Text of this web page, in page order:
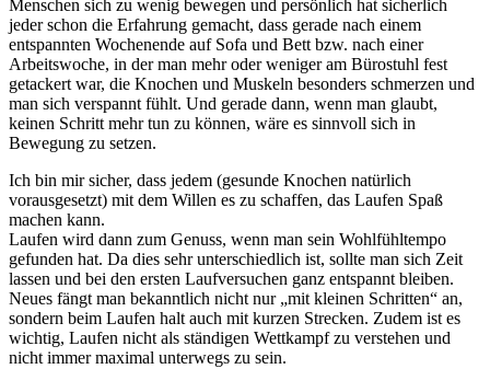
Menschen sich zu wenig bewegen und persönlich hat sicherlich
jeder schon die Erfahrung gemacht, dass gerade nach einem
entspannten Wochenende auf Sofa und Bett bzw. nach einer
Arbeitswoche, in der man mehr oder weniger am Bürostuhl fest
getackert war, die Knochen und Muskeln besonders schmerzen und
man sich verspannt fühlt. Und gerade dann, wenn man glaubt,
keinen Schritt mehr tun zu können, wäre es sinnvoll sich in
Bewegung zu setzen.
Ich bin mir sicher, dass jedem (gesunde Knochen natürlich
vorausgesetzt) mit dem Willen es zu schaffen, das Laufen Spaß
machen kann.
Laufen wird dann zum Genuss, wenn man sein Wohlfühltempo
gefunden hat. Da dies sehr unterschiedlich ist, sollte man sich Zeit
lassen und bei den ersten Laufversuchen ganz entspannt bleiben.
Neues fängt man bekanntlich nicht nur „mit kleinen Schritten“ an,
sondern beim Laufen halt auch mit kurzen Strecken. Zudem ist es
wichtig, Laufen nicht als ständigen Wettkampf zu verstehen und
nicht immer maximal unterwegs zu sein.